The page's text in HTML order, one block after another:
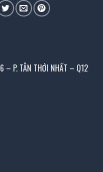
– P. TÂN THỚI NHẤT – Q12